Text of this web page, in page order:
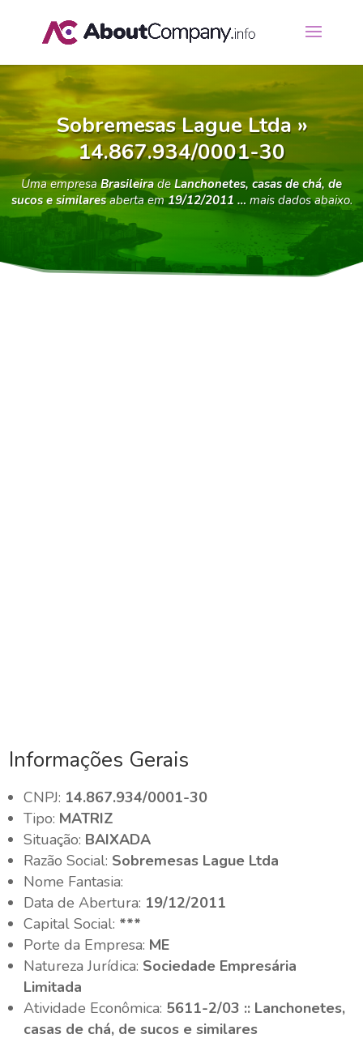
Sobremesas Lague Ltda »
14.867.934/0001-30
Uma empresaBrasileira deLanchonetes, casas de chá, de
sucos e similaresaberta em19/12/2011 …mais dados abaixo.
Informações Gerais
CNPJ: 14.867.934/0001-30
Tipo: MATRIZ
Situação: BAIXADA
Razão Social: Sobremesas Lague Ltda
Nome Fantasia:
Data de Abertura: 19/12/2011
Capital Social: ***
Porte da Empresa: ME
Natureza Jurídica: Sociedade Empresária
Limitada
Atividade Econômica: 5611-2/03 :: Lanchonetes,
casas de chá, de sucos e similares